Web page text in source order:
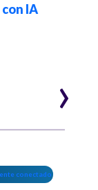
IA
›
conectado